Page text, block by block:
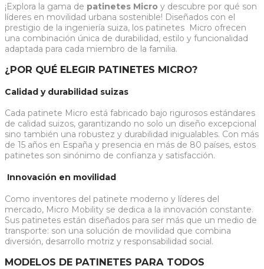
¡Explora la gama de patinetes Micro y descubre por qué son
líderes en movilidad urbana sostenible! Diseñados con el
prestigio de la ingeniería suiza, los patinetes Micro ofrecen
una combinación única de durabilidad, estilo y funcionalidad
adaptada para cada miembro de la familia.
¿POR QUÉ ELEGIR PATINETES MICRO?
Calidad y durabilidad suizas
Cada patinete Micro está fabricado bajo rigurosos estándares
de calidad suizos, garantizando no solo un diseño excepcional
sino también una robustez y durabilidad inigualables. Con más
de 15 años en España y presencia en más de 80 países, estos
patinetes son sinónimo de confianza y satisfacción.
Innovación en movilidad
Como inventores del patinete moderno y líderes del
mercado, Micro Mobility se dedica a la innovación constante.
Sus patinetes están diseñados para ser más que un medio de
transporte: son una solución de movilidad que combina
diversión, desarrollo motriz y responsabilidad social.
MODELOS DE PATINETES PARA TODOS